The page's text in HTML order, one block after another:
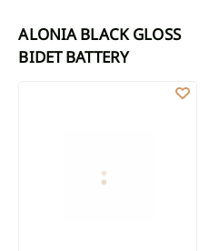
ALONIA BLACK GLOSS
BIDET BATTERY
BIDET MIXER KALITEA BLACK